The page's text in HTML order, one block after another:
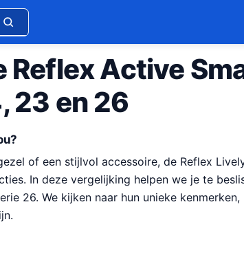
Reflex Active
23 en 26
of een stijlvol accessoire, de Reflex
In deze vergelijking helpen we je te
26. We kijken naar hun unieke